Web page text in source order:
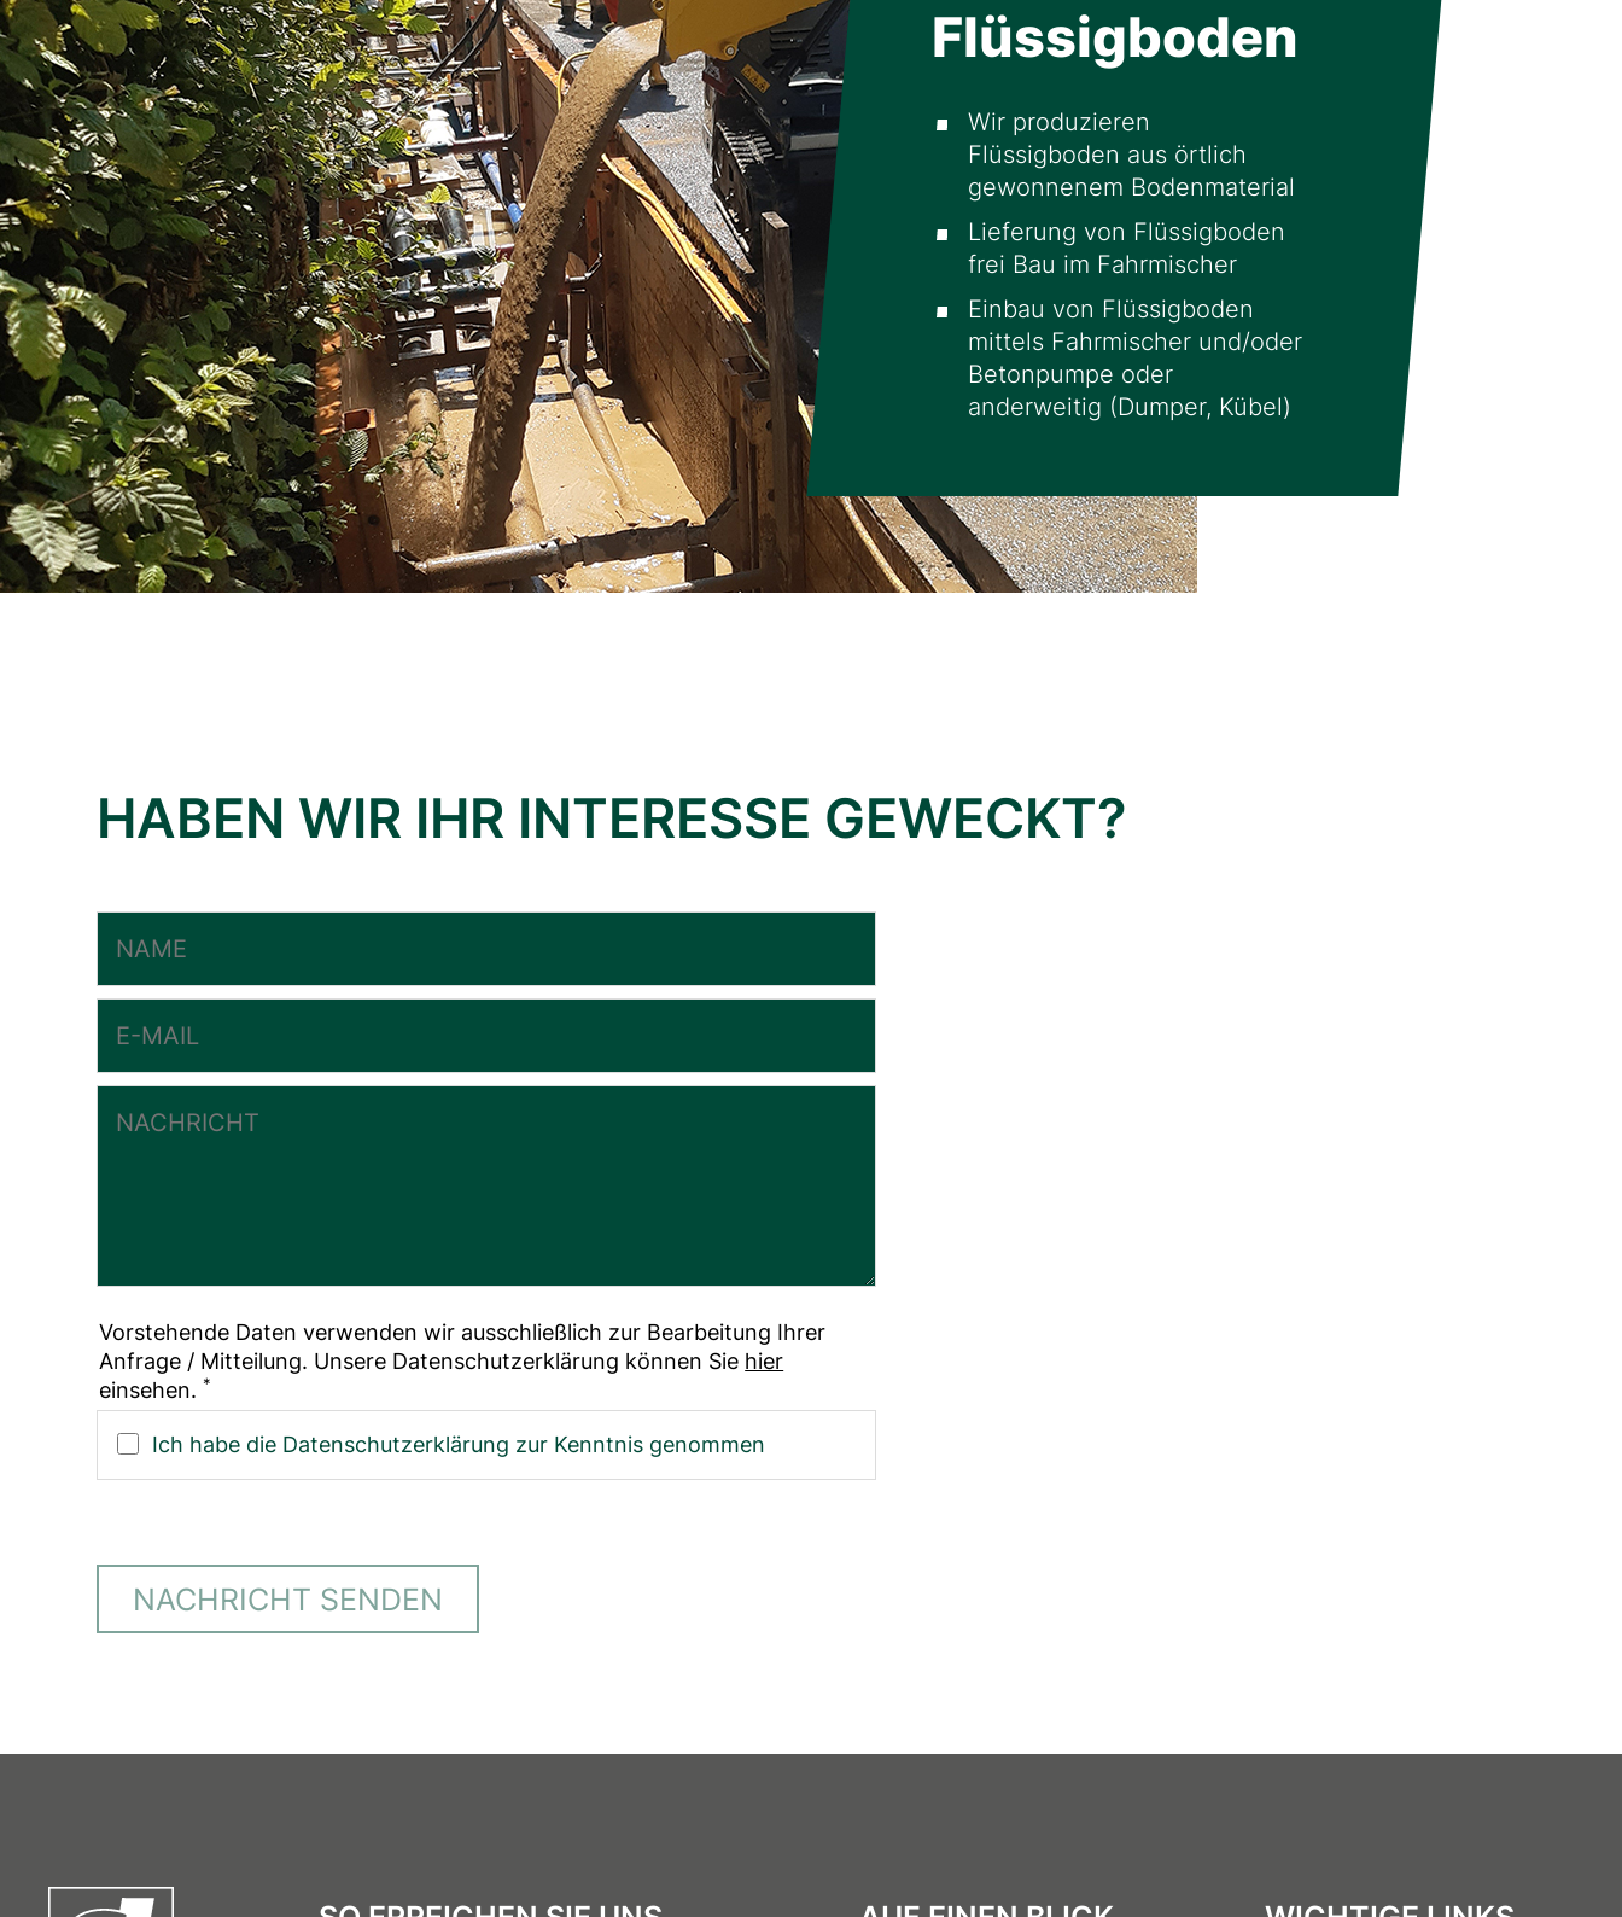
Flüssigboden
Wir produzieren
Flüssigboden aus örtlich
gewonnenem Bodenmaterial
Lieferung von Flüssigboden
frei Bau im Fahrmischer
Einbau von Flüssigboden
mittels Fahrmischer und/oder
Betonpumpe oder
anderweitig (Dumper, Kübel)
HABEN WIR IHR INTERESSE GEWECKT?
Vorstehende Daten verwenden wir ausschließlich zur Bearbeitung Ihrer
Anfrage / Mitteilung. Unsere Datenschutzerklärung können Sie hier
einsehen. *
Ich habe die Datenschutzerklärung zur Kenntnis genommen
NACHRICHT SENDEN